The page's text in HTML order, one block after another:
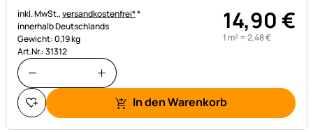
Steuerhinweis:
inkl. MwSt.,versandkostenfrei**
innerhalb Deutschlands
Gewicht: 0,19 kg
Art.Nr.: 31312
14,90€
1 m² =2,48€
In den Warenkorb